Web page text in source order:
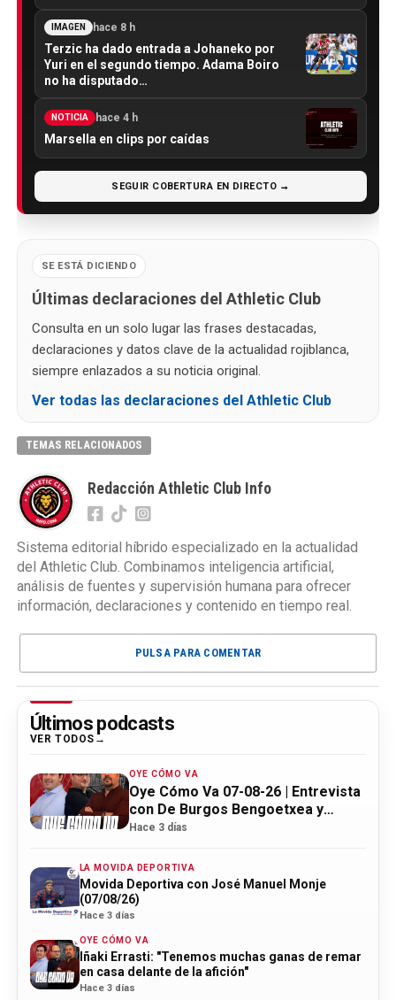
IMAGEN hace 8 h
Terzic ha dado entrada a Johaneko por
Yuri en el segundo tiempo. Adama Boiro
no ha disputado…
NOTICIA hace 4 h
Marsella en clips por caídas
SEGUIR COBERTURA EN DIRECTO →
SE ESTÁ DICIENDO
Últimas declaraciones del Athletic Club
Consulta en un solo lugar las frases destacadas,
declaraciones y datos clave de la actualidad rojiblanca,
siempre enlazados a su noticia original.
Ver todas las declaraciones del Athletic Club
TEMAS RELACIONADOS
Redacción Athletic Club Info
Sistema editorial híbrido especializado en la actualidad
del Athletic Club. Combinamos inteligencia artificial,
análisis de fuentes y supervisión humana para ofrecer
información, declaraciones y contenido en tiempo real.
PULSA PARA COMENTAR
Últimos podcasts
VER TODOS
OYE CÓMO VA
Oye Cómo Va 07-08-26 | Entrevista
con De Burgos Bengoetxea y
actualidad Athletic
Hace 3 días
LA MOVIDA DEPORTIVA
Movida Deportiva con José Manuel Monje
(07/08/26)
Hace 3 días
OYE CÓMO VA
Iñaki Errasti: "Tenemos muchas ganas de remar
en casa delante de la afición"
Hace 3 días